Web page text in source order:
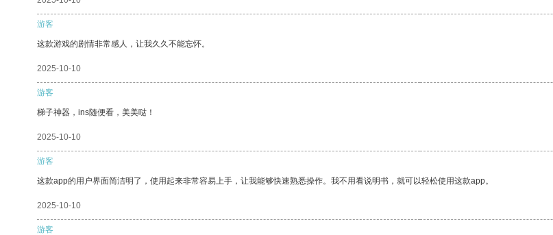
游客
这款游戏的剧情非常感人，让我久久不能忘怀。
2025-10-10
游客
梯子神器，ins随便看，美美哒！
2025-10-10
游客
这款app的用户界面简洁明了，使用起来非常容易上手，让我能够快速熟悉操作。我不用看说明书，就可以轻松使用这款app。
2025-10-10
游客